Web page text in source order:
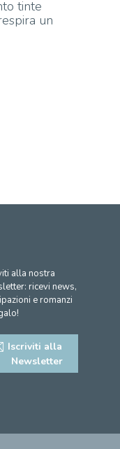
tinte
un
alla nostra
ricevi news,
e romanzi
Iscriviti alla
Newsletter